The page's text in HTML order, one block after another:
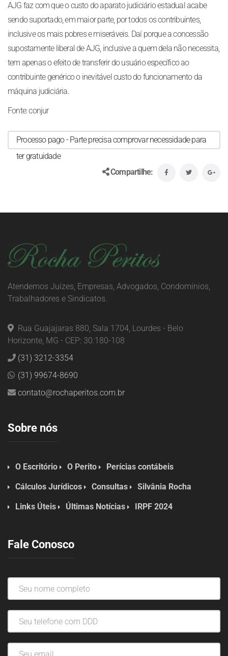
AJG faz com que o custo do aparato judiciário estadual acabe
sendo suportado, em maior parte, por todos os contribuintes,
inclusive os mais pobres e miseráveis. Daí porque a concessão
supostamente liberal de AJG, inclusive a quem dela não necessita,
tem apenas o efeito de transferir do usuário específico ao
contribuinte genérico o inevitável custo do funcionamento da
máquina judiciária.
Fonte: conjur
Processo pago - Parte precisa comprovar necessidade para
ter gratuidade
Compartilhe:
Atendemos Juízes, Empresas, Advogados, Condomínios,
Trabalhadores e Sindicatos.
Rua Guajajaras 880, Sala 1704, Lourdes - Belo
Horizonte, MG - CEP: 30.180-108
(31) 3212-3354
(31) 99674-8690
contato@rochaperitos.com.br
Sobre nós
O Escritório O Perito Perícias contábeis
Cálculos Jurídicos Consultas Silvânia Rocha
Links Úteis Últimas Notícias IRPF 2024
Fale Conosco